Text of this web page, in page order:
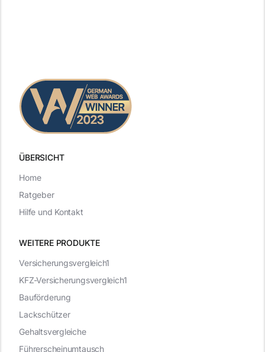
ÜBERSICHT
WEITERE PRODUKTE
Versicherungsvergleich1
KFZ-Versicherungsvergleich1
Bauförderung
Lackschützer
Gehaltsvergleiche
Führerscheinumtausch
Home
Ratgeber
Hilfe und Kontakt